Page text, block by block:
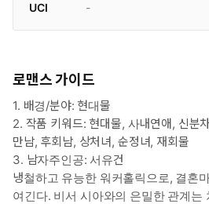
UCI
-
로맨스 가이드
1. 배경/분야: 현대물
2. 작품 키워드: 현대물, 사내연애, 신분
만남, 후회남, 상처녀, 순정녀, 재회물
3. 남자주인공: 서유건
냉철하고 유능한 워커홀릭으로, 결혼
여긴다. 비서 시아와의 은밀한 관계는